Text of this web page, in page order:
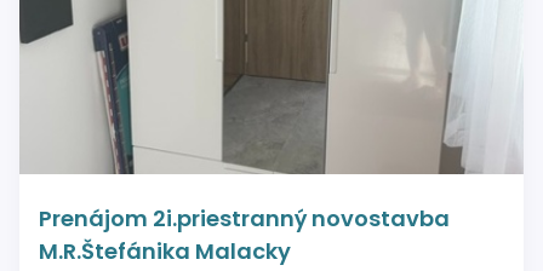
Prenájom 2i.priestranný novostavba
M.R.Štefánika Malacky